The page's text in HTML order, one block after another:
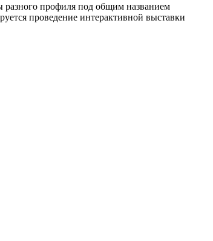
разного профиля под общим названием
проведение интерактивной выставки